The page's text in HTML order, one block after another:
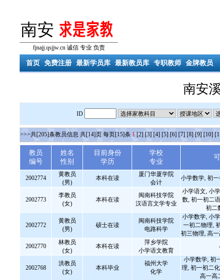
南安
fjnajj.qsjjw.cn 诚信 专业 负责
首页 免费注册 最新学员库 最新教员库 专职教师 金牌教员
南安
ID
>>>共[205]条教员信息 共[14]页 每页[15]条 1 [2] [3] [4] [5] [6] [7] [8] [9] [10]
教员
编号
姓名
性别
目前身份
学历
学校
专业
2002774
黄教员
(男)
本科在读
厦门华厦学院
会计
小学数学, 初
2002773
李教员
(女)
本科在读
闽南科技学院
汉语言文学专业
小学语文, 小
数, 初一初二
初二
2002772
黄教员
(男)
硕士在读
闽南科技学院
电路科学
小学数学, 小
一初二物理,
初三物理, 高
2002770
林教员
(女)
本科在读
萍乡学院
小学语文教育
2002768
洪教员
(女)
本科毕业
福州大学
化学
小学数学, 初
理, 初一初二
高一高